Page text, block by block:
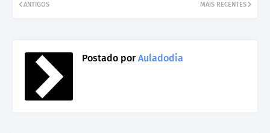
MAIS RECENTES
ANTIGOS
Postado porAuladodia